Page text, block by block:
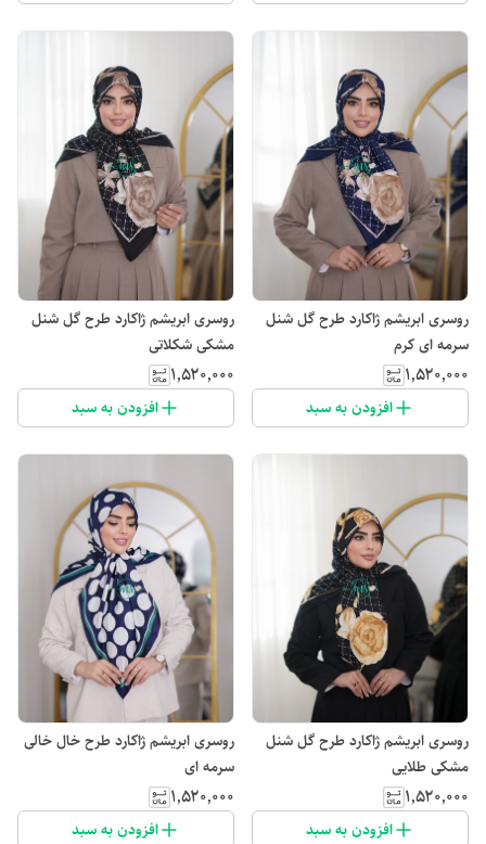
روسری ابریشم ژاکارد طرح گل شنل
سرمه ای کرم
۱٬۵۲۰٬۰۰۰
افزودن به سبد
روسری ابریشم ژاکارد طرح گل شنل
مشکی شکلاتی
۱٬۵۲۰٬۰۰۰
افزودن به سبد
روسری ابریشم ژاکارد طرح گل شنل
مشکی طلایی
۱٬۵۲۰٬۰۰۰
افزودن به سبد
روسری ابریشم ژاکارد طرح خال خالی
سرمه ای
۱٬۵۲۰٬۰۰۰
افزودن به سبد